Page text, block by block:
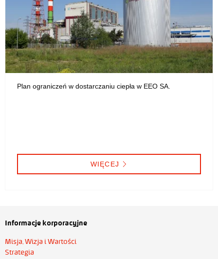
Plan ograniczeń w dostarczaniu ciepła w EEO SA.
WIĘCEJ
Informacje korporacyjne
Misja, Wizja i Wartości
Strategia